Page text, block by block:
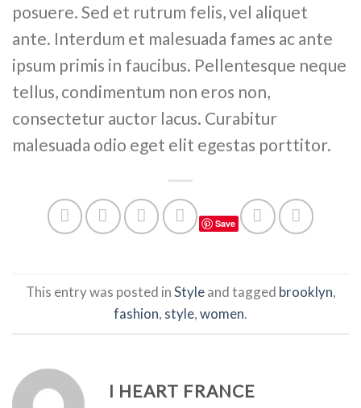
posuere. Sed et rutrum felis, vel aliquet
ante. Interdum et malesuada fames ac ante
ipsum primis in faucibus. Pellentesque neque
tellus, condimentum non eros non,
consectetur auctor lacus. Curabitur
malesuada odio eget elit egestas porttitor.
Save
This entry was posted inStyleand tagged brooklyn,
fashion, style,women.
I HEART FRANCE